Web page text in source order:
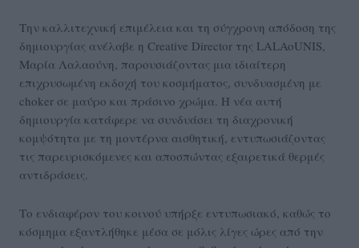
Την καλλιτεχνική επιμέλεια και τη σύγχρονη απόδοση της
δημιουργίας ανέλαβε η Creative Director της LALAoUNIS,
Μαρία Λαλαούνη, παρουσιάζοντας μια ιδιαίτερη
επιχρυσωμένη εκδοχή του κοσμήματος, συνδυασμένη με
choker σε μαύρο και πράσινο χρώμα. Η νέα αυτή
δημιουργία κατάφερε να συνδυάσει τη διαχρονική
κομψότητα με τη μοντέρνα αισθητική, εντυπωσιάζοντας
τις παρευρισκόμενες και αποσπώντας εξαιρετικά θερμές
αντιδράσεις.
Το ενδιαφέρον του κοινού υπήρξε εντυπωσιακό, καθώς το
κόσμημα εξαντλήθηκε μέσα σε μόλις λίγες ώρες από την